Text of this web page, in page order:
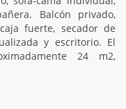
Balcón privado,
fuerte, secador de
y escritorio. El
24 m2,